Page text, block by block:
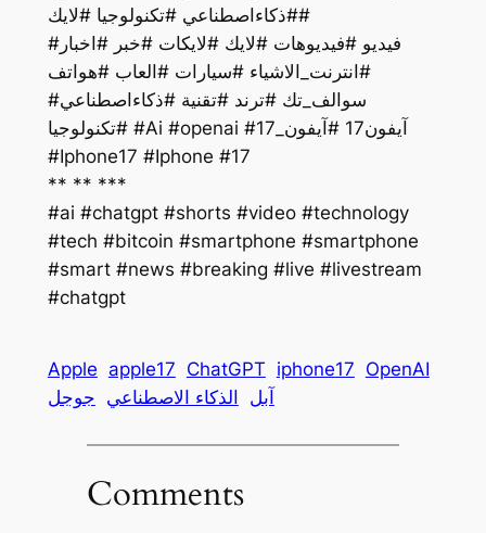
#ذكاءاصطناعي #تكنولوجيا #لايك#
فيديو #فيديوهات #لايك #لايكات #خبر #اخبار#
#انترنت_الاشياء #سيارات #العاب #هواتف
#سوالف_تك #ترند #تقنية #ذكاءاصطناعي
#تكنولوجيا #Ai #openai #آيفون17 #آيفون_17
#Iphone17 #Iphone #17
** ** ***
#ai #chatgpt #shorts #video #technology
#tech #bitcoin #smartphone #smartphone
#smart #news #breaking #live #livestream
#chatgpt
Apple apple17 ChatGPT iphone17 OpenAI
آبل الذكاء الاصطناعي جوجل
Comments